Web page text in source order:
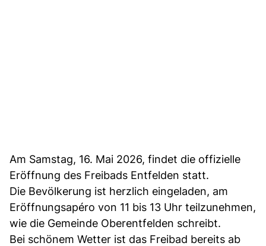
Am Samstag, 16. Mai 2026, findet die offizielle
Eröffnung des Freibads Entfelden statt.
Die Bevölkerung ist herzlich eingeladen, am
Eröffnungsapéro von 11 bis 13 Uhr teilzunehmen,
wie die Gemeinde Oberentfelden schreibt.
Bei schönem Wetter ist das Freibad bereits ab